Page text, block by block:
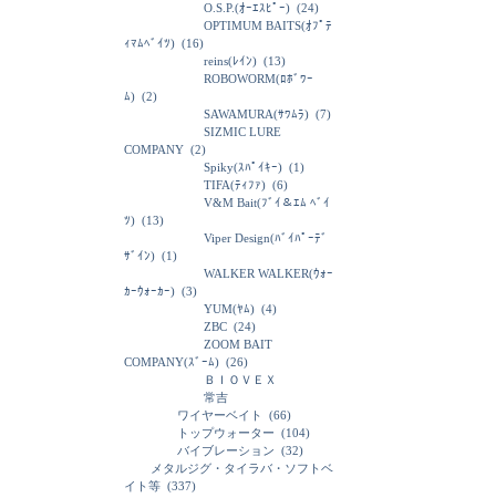
O.S.P.(ｵｰｴｽﾋﾟｰ) (24)
OPTIMUM BAITS(ｵﾌﾟﾃ
ｨﾏﾑﾍﾞｲﾂ) (16)
reins(ﾚｲﾝ) (13)
ROBOWORM(ﾛﾎﾞﾜｰ
ﾑ) (2)
SAWAMURA(ｻﾜﾑﾗ) (7)
SIZMIC LURE
COMPANY (2)
Spiky(ｽﾊﾟｲｷｰ) (1)
TIFA(ﾃｨﾌｧ) (6)
V&M Bait(ﾌﾞｲ＆ｴﾑ ﾍﾞｲ
ﾂ) (13)
Viper Design(ﾊﾞｲﾊﾟｰﾃﾞ
ｻﾞｲﾝ) (1)
WALKER WALKER(ｳｫｰ
ｶｰｳｫｰｶｰ) (3)
YUM(ﾔﾑ) (4)
ZBC (24)
ZOOM BAIT
COMPANY(ｽﾞｰﾑ) (26)
ＢＩＯＶＥＸ
常吉
ワイヤーベイト
(66)
トップウォーター (104)
バイブレーション (32)
メタルジグ・タイラバ・ソフトベ
イト等 (337)